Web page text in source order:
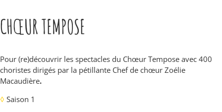
CHŒUR TEMPOSE
Pour (re)découvrir les spectacles du Chœur Tempose avec 400
choristes dirigés par la pétillante Chef de chœur Zoélie
Macaudière.
◊ Saison 1